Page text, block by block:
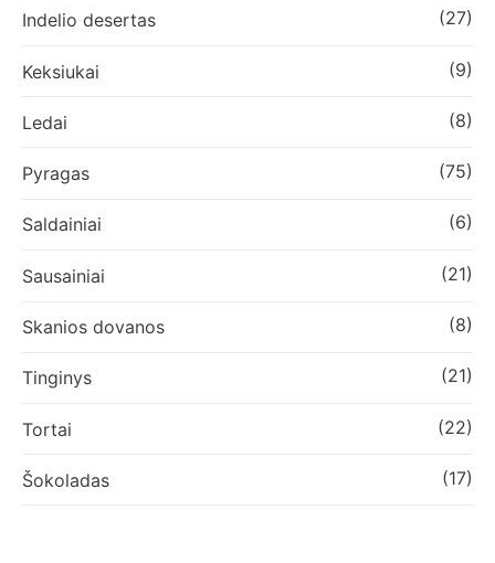
Indelio desertas (27)
Keksiukai (9)
Ledai (8)
Pyragas (75)
Saldainiai (6)
Sausainiai (21)
Skanios dovanos (8)
Tinginys (21)
Tortai (22)
Šokoladas (17)